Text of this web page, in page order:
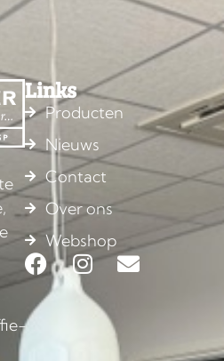
Links
Producten
Nieuws
Contact
Over ons
Webshop